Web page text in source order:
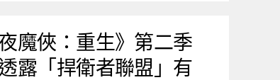
魔俠：重生》第二季
露「捍衛者聯盟」有